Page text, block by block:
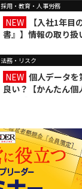
採用・教育・人事労務
NEW
【入社1年目
書』】情報の取り扱
法務・リスク
NEW 個人データを
良い？【かんたん個